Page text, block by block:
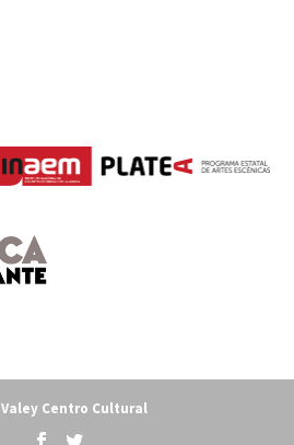
Valey Centro Cultural